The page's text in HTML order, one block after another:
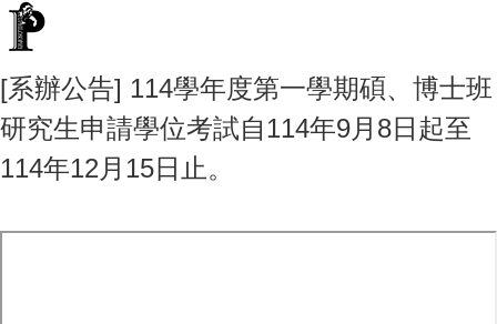
[系辦公告] 114學年度第一學期碩、博士班
研究生申請學位考試自114年9月8日起至
114年12月15日止。